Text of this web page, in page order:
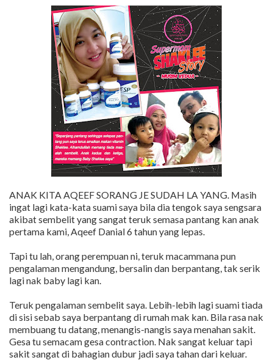
ANAK KITA AQEEF SORANG JE SUDAH LA YANG. Masih
ingat lagi kata-kata suami saya bila dia tengok saya sengsara
akibat sembelit yang sangat teruk semasa pantang kan anak
pertama kami, Aqeef Danial 6 tahun yang lepas.
Tapi tu lah, orang perempuan ni, teruk macammana pun
pengalaman mengandung, bersalin dan berpantang, tak serik
lagi nak baby lagi kan.
Teruk pengalaman sembelit saya. Lebih-lebih lagi suami tiada
di sisi sebab saya berpantang di rumah mak kan. Bila rasa nak
membuang tu datang, menangis-nangis saya menahan sakit.
Gesa tu semacam gesa contraction. Nak sangat keluar tapi
sakit sangat di bahagian dubur jadi saya tahan dari keluar.